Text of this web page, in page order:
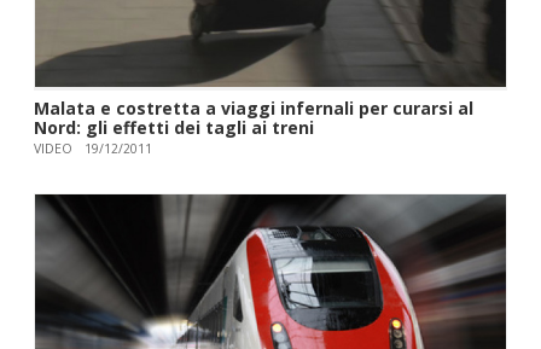
Malata e costretta a viaggi infernali per curarsi al
Nord: gli effetti dei tagli ai treni
VIDEO 19/12/2011